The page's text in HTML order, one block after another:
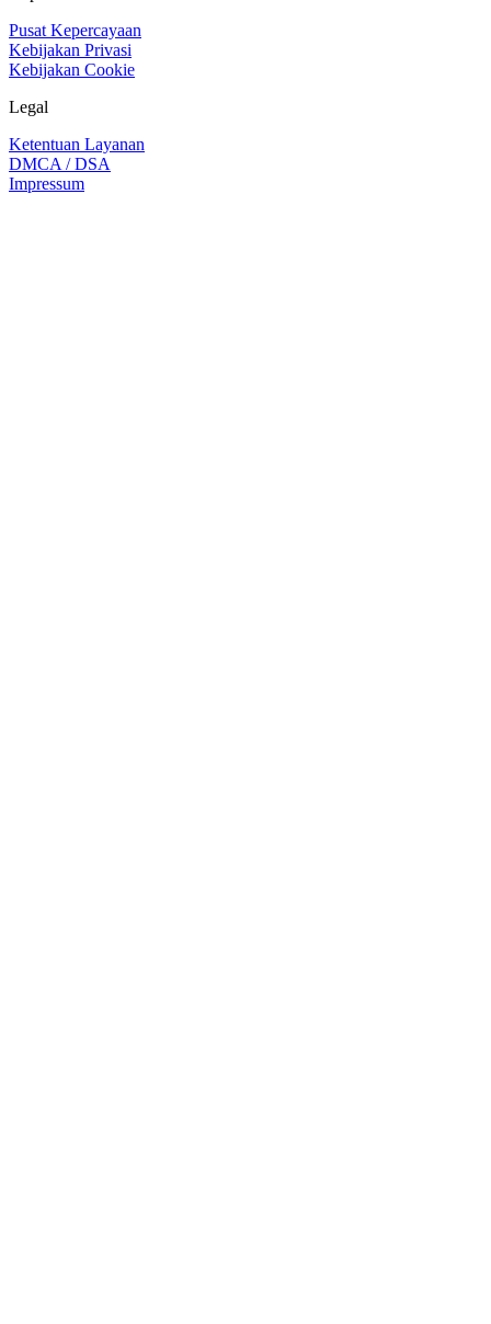
Pusat Kepercayaan
Kebijakan Privasi
Kebijakan Cookie
Legal
Ketentuan Layanan
DMCA / DSA
Impressum